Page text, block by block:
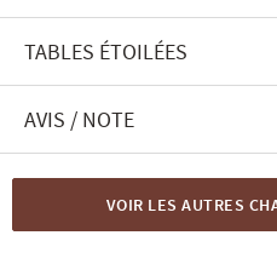
TABLES ÉTOILÉES
AVIS / NOTE
VOIR LES AUTRES